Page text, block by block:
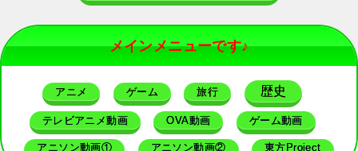
メインメニューです♪
アニメ ゲーム 旅行 歴史
テレビアニメ動画 OVA動画 ゲーム動画
アニソン動画① アニソン動画② 東方Project